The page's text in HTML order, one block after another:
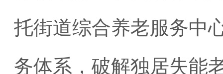
托街道综合养老服务中
务体系，破解独居失能